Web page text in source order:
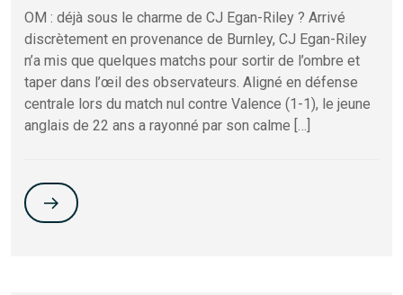
OM : déjà sous le charme de CJ Egan-Riley ? Arrivé
discrètement en provenance de Burnley, CJ Egan-Riley
n’a mis que quelques matchs pour sortir de l’ombre et
taper dans l’œil des observateurs. Aligné en défense
centrale lors du match nul contre Valence (1-1), le jeune
anglais de 22 ans a rayonné par son calme […]